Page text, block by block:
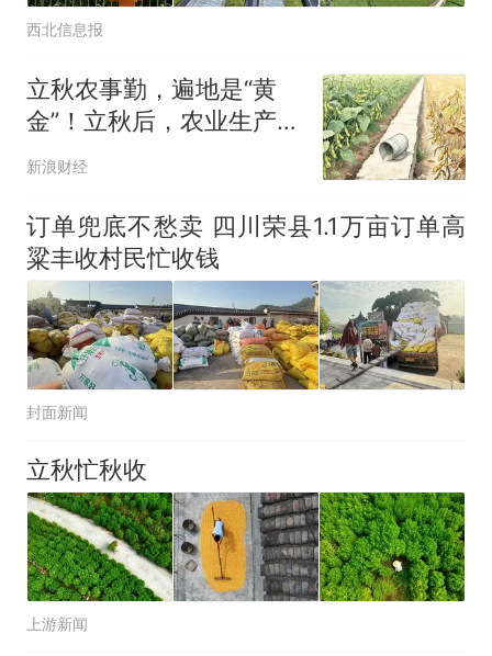
西北信息报
立秋农事勤，遍地是“黄
金”！立秋后，农业生产该
怎么做？
新浪财经
订单兜底不愁卖 四川荣县1.1万亩订单高
粱丰收村民忙收钱
封面新闻
立秋忙秋收
上游新闻